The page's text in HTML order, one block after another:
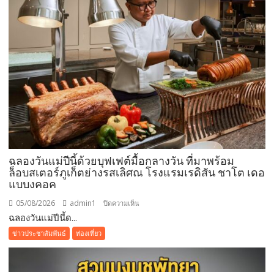
ฉลองวันแม่ปีนี้ด้วยบุฟเฟต์มื้อกลางวัน ที่มาพร้อม
ล็อบสเตอร์ภูเก็ตย่างรสเลิศณ โรงแรมเรดิสัน ชาโต เดอ
แบบงคอค
05/08/2026 admin1 ปิดความเห็น
ปี
นี้
ฉลองวันแม่ปีนี้ด...
ข่าวประชาสัมพันธ์ ท่องเที่ยว